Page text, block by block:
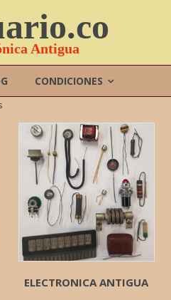
Antigua
CONDICIONES
ELECTRONICA ANTIGUA